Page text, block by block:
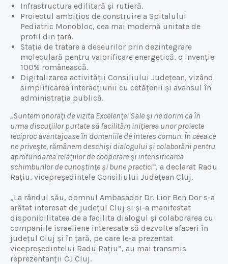
Infrastructura edilitară și rutieră.
Proiectul ambițios de construire a Spitalului
Pediatric Monobloc, cea mai modernă unitate de
profil din țară.
Stația de tratare a deșeurilor prin dezintegrare
moleculară pentru valorificare energetică, o invenție
100% românească.
Digitalizarea activității Consiliului Județean, vizând
simplificarea interacțiunii cu cetățenii și avansul în
administrația publică.
„Suntem onorați de vizita Excelenței Sale și ne dorim ca în
urma discuțiilor purtate să facilităm inițierea unor proiecte
reciproc avantajoase în domeniile de interes comun. În ceea ce
ne privește, rămânem deschiși dialogului și colaborării pentru
aprofundarea relațiilor de cooperare și intensificarea
schimburilor de cunoștințe și bune practici”, a declarat Radu
Rațiu, vicepreședintele Consiliului Județean Cluj.
„La rândul său, domnul Ambasador Dr. Lior Ben Dor s-a
arătat interesat de județul Cluj și și-a manifestat
disponibilitatea de a facilita dialogul și colaborarea cu
companiile israeliene interesate să dezvolte afaceri în
județul Cluj și în țară, pe care le-a prezentat
vicepreședintelui Radu Rațiu”, au mai transmis
reprezentanții CJ Cluj.